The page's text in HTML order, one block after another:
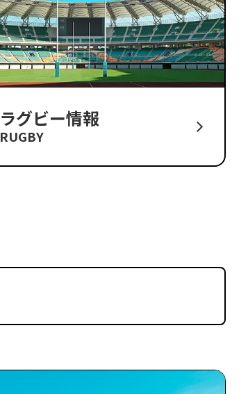
ラグビー情報
RUGBY